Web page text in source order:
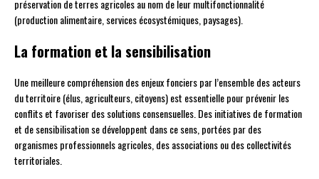
préservation de terres agricoles au nom de leur multifonctionnalité
(production alimentaire, services écosystémiques, paysages).
La formation et la sensibilisation
Une meilleure compréhension des enjeux fonciers par l’ensemble des acteurs
du territoire (élus, agriculteurs, citoyens) est essentielle pour prévenir les
conflits et favoriser des solutions consensuelles. Des initiatives de formation
et de sensibilisation se développent dans ce sens, portées par des
organismes professionnels agricoles, des associations ou des collectivités
territoriales.